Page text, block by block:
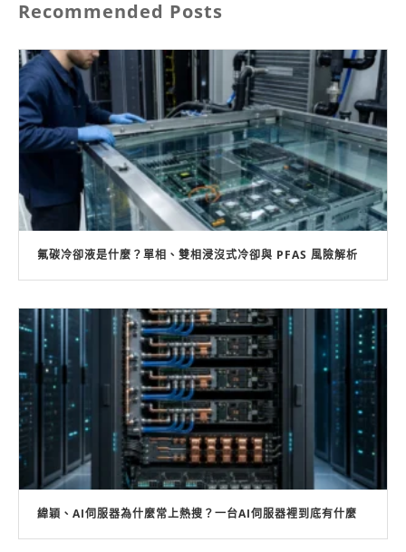
Recommended Posts
氟碳冷卻液是什麼？單相、雙相浸沒式冷卻與 PFAS 風險解析
緯穎、AI伺服器為什麼常上熱搜？一台AI伺服器裡到底有什麼